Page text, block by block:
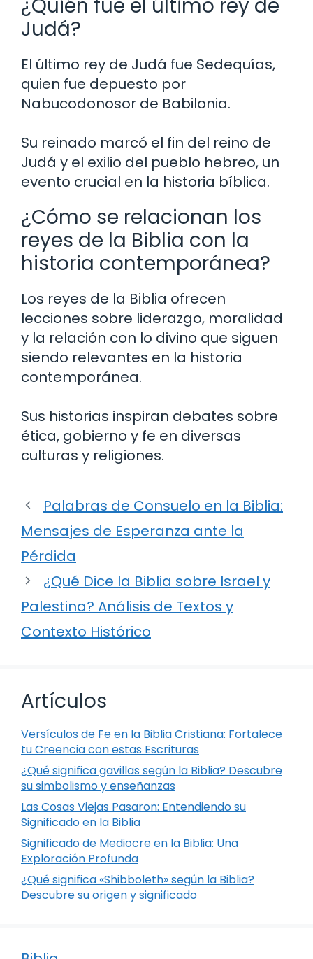
¿Quién fue el último rey de
Judá?
El último rey de Judá fue Sedequías,
quien fue depuesto por
Nabucodonosor de Babilonia.
Su reinado marcó el fin del reino de
Judá y el exilio del pueblo hebreo, un
evento crucial en la historia bíblica.
¿Cómo se relacionan los
reyes de la Biblia con la
historia contemporánea?
Los reyes de la Biblia ofrecen
lecciones sobre liderazgo, moralidad
y la relación con lo divino que siguen
siendo relevantes en la historia
contemporánea.
Sus historias inspiran debates sobre
ética, gobierno y fe en diversas
culturas y religiones.
Palabras de Consuelo en la Biblia:
Mensajes de Esperanza ante la
Pérdida
¿Qué Dice la Biblia sobre Israel y
Palestina? Análisis de Textos y
Contexto Histórico
Artículos
Versículos de Fe en la Biblia Cristiana: Fortalece
tu Creencia con estas Escrituras
¿Qué significa gavillas según la Biblia? Descubre
su simbolismo y enseñanzas
Las Cosas Viejas Pasaron: Entendiendo su
Significado en la Biblia
Significado de Mediocre en la Biblia: Una
Exploración Profunda
¿Qué significa «Shibboleth» según la Biblia?
Descubre su origen y significado